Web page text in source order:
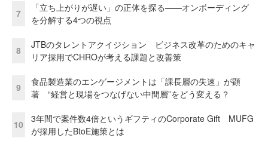
7
「立ち上がりが遅い」の正体を探る——オンボーディング
を分解する4つの視点
8
JTBのタレントアクイジション ビジネス改革のためのキャ
リア採用でCHROが考える課題と改善策
9
食品製造業のエンゲージメントは「課長層の失速」が顕
著 “経営と現場をつなげない中間層”をどう変える？
10
3年間で案件数4倍というギフティのCorporate Gift MUFG
が採用したBtoE施策とは